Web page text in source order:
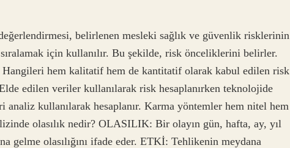
belirlenen mesleki sağlık ve güvenlik risklerinin
için kullanılır. Bu şekilde, risk önceliklerini belirler.
Hangileri hem kalitatif hem de kantitatif olarak kabul edilen risk
edilen veriler kullanılarak risk hesaplanırken teknolojide
analiz kullanılarak hesaplanır. Karma yöntemler hem nitel hem
olasılık nedir? OLASILIK: Bir olayın gün, hafta, ay, yıl
gelme olasılığını ifade eder. ETKİ: Tehlikenin meydana